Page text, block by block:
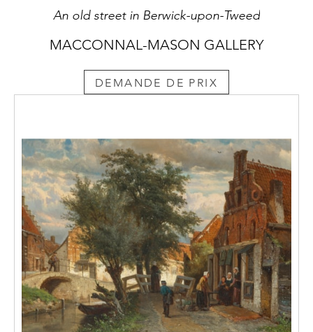
An old street in Berwick-upon-Tweed
MACCONNAL-MASON GALLERY
DEMANDE DE PRIX